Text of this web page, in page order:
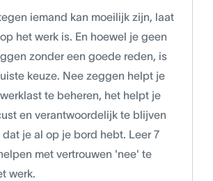
iemand kan moeilijk zijn, laat
het werk is. En hoewel je geen
zonder een goede reden, is
keuze. Nee zeggen helpt je
te beheren, het helpt je
en verantwoordelijk te blijven
dat je al op je bord hebt. Leer 7
met vertrouwen 'nee' te
werk.